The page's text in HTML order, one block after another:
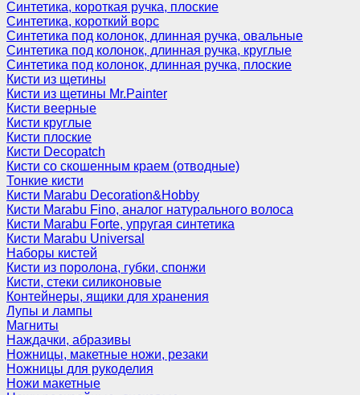
Синтетика, короткая ручка, плоские
Синтетика, короткий ворс
Синтетика под колонок, длинная ручка, овальные
Синтетика под колонок, длинная ручка, круглые
Синтетика под колонок, длинная ручка, плоские
Кисти из щетины
Кисти из щетины Mr.Painter
Кисти веерные
Кисти круглые
Кисти плоские
Кисти Decopatch
Кисти со скошенным краем (отводные)
Тонкие кисти
Кисти Marabu Decoration&Hobby
Кисти Marabu Fino, аналог натурального волоса
Кисти Marabu Forte, упругая синтетика
Кисти Marabu Universal
Наборы кистей
Кисти из поролона, губки, спонжи
Кисти, стеки силиконовые
Контейнеры, ящики для хранения
Лупы и лампы
Магниты
Наждачки, абразивы
Ножницы, макетные ножи, резаки
Ножницы для рукоделия
Ножи макетные